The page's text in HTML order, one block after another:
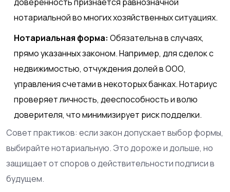
нотариальной во многих хозяйственных ситуациях.
Нотариальная форма: Обязательна в случаях,
прямо указанных законом. Например, для сделок с
недвижимостью, отчуждения долей в ООО,
управления счетами в некоторых банках. Нотариус
проверяет личность, дееспособность и волю
доверителя, что минимизирует риск подделки.
Совет практиков: если закон допускает выбор формы,
выбирайте нотариальную. Это дороже и дольше, но
защищает от споров о действительности подписи в
будущем.